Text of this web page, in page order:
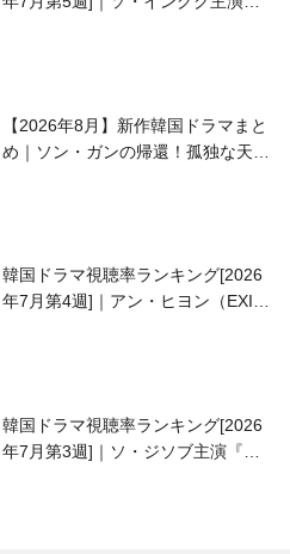
【2026年8月】新作韓国ドラマまと
め｜ソン・ガンの帰還！孤独な天才
韓国ドラマ視聴率ランキング[2026
年7月第4週]｜アン・ヒヨン（EXID
韓国ドラマ視聴率ランキング[2026
年7月第3週]｜ソ・ジソブ主演『エ